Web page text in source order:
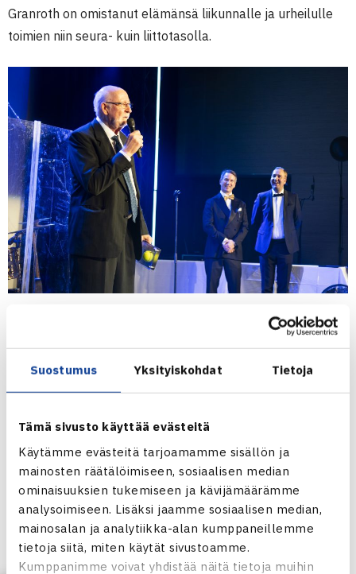
Suostumus Yksityiskohdat Tietoja
Tämä sivusto käyttää evästeitä
Käytämme evästeitä tarjoamamme sisällön ja
mainosten räätälöimiseen, sosiaalisen median
ominaisuuksien tukemiseen ja kävijämäärämme
analysoimiseen. Lisäksi jaamme sosiaalisen median,
mainosalan ja analytiikka-alan kumppaneillemme
tietoja siitä, miten käytät sivustoamme.
Kumppanimme voivat yhdistää näitä tietoja muihin
Granroth on omistanut elämänsä liikunnalle ja urheilulle
toimien niin seura- kuin liittotasolla.
VUODEN PARHAAT 2025
Vuoden tyttöjuniori: Nuppu Palm, Smash
Vuoden valmentaja: Kim Tiilikainen
Vuoden naispelaaja: Laura Hietaranta, HVS
Vuoden miespelaaja: Harri Heliövaara, Sata
Vuoden tennisteko: Harri Heliövaaran Australian avointen
voitto
Elämäntyöpalkinto: Hannu Granroth